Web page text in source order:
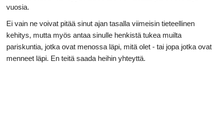
vuosia.
Ei vain ne voivat pitää sinut ajan tasalla viimeisin tieteellinen
kehitys, mutta myös antaa sinulle henkistä tukea muilta
pariskuntia, jotka ovat menossa läpi, mitä olet - tai jopa jotka ovat
menneet läpi. En teitä saada heihin yhteyttä.